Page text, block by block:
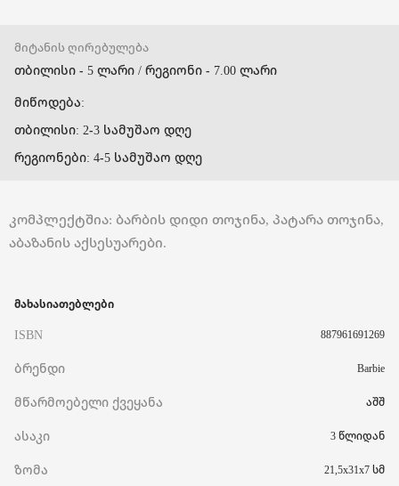
მიტანის ღირებულება
თბილისი - 5 ლარი / რეგიონი - 7.00 ლარი
მიწოდება:
თბილისი: 2-3 სამუშაო დღე
რეგიონები: 4-5 სამუშაო დღე
კომპლექტშია: ბარბის დიდი თოჯინა, პატარა თოჯინა,
აბაზანის აქსესუარები.
მახასიათებლები
ISBN 887961691269
ბრენდი Barbie
მწარმოებელი ქვეყანა აშშ
ასაკი 3 წლიდან
ზომა 21,5x31x7 სმ